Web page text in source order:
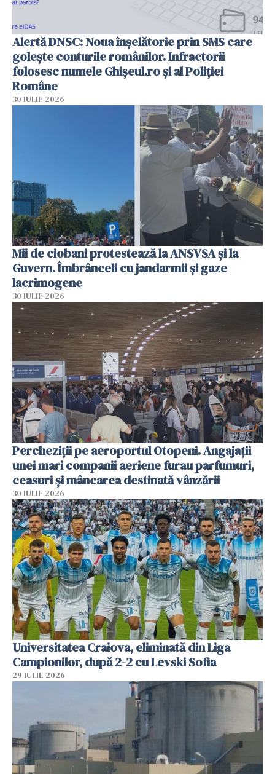
Alertă DNSC: Noua înșelătorie prin SMS care
golește conturile românilor. Infractorii
folosesc numele Ghișeul.ro și al Poliției
Române
30 IULIE 2026
Mii de ciobani protestează la ANSVSA și la
Guvern. Îmbrânceli cu jandarmii și gaze
lacrimogene
30 IULIE 2026
Percheziții pe aeroportul Otopeni. Angajații
unei mari companii aeriene furau parfumuri,
ceasuri și mâncarea destinată vânzării
30 IULIE 2026
Universitatea Craiova, eliminată din Liga
Campionilor, după 2-2 cu Levski Sofia
29 IULIE 2026